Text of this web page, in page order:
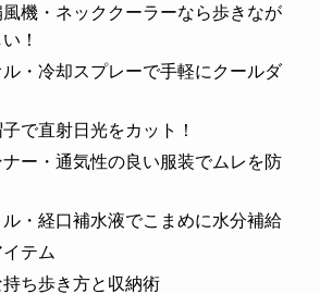
機・ネッククーラーなら歩きなが
！
・冷却スプレーで手軽にクールダ
で直射日光をカット！
ー・通気性の良い服装でムレを防
・経口補水液でこまめに水分補給
テム
ち歩き方と収納術